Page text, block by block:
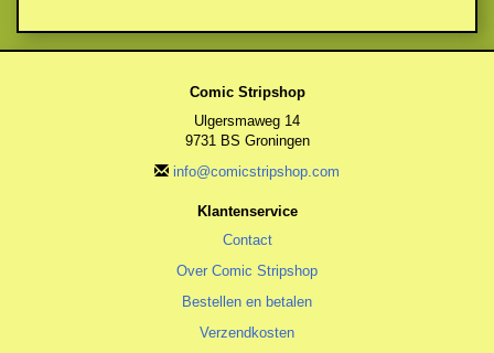
Comic Stripshop
Ulgersmaweg 14
9731 BS Groningen
info@comicstripshop.com
Klantenservice
Contact
Over Comic Stripshop
Bestellen en betalen
Verzendkosten